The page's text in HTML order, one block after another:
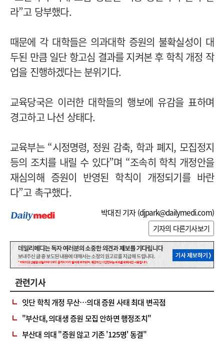
라”고 당부했다.
때문에 각 대학들은 의과대학 증원의 불확실성이 대
두된 만큼 일단 항고심 결과를 지켜본 후 학칙 개정 작
업을 진행하겠다는 분위기다.
교육당국은 이러한 대학들의 행보에 유감을 표하며
경고하고 나선 상태다.
교육부는 “시정명령, 정원 감축, 학과 폐지, 모집정지
등의 조치를 내릴 수 있다”며 “조속히 학칙 개정안을
재심의해 증원이 반영된 학칙이 개정되기를 바란
다”고 촉구했다.
박대진 기자 (djpark@dailymedi.com)
기자의 다른기사보기
관련기사
잇단 학칙 개정 무산…의대 증원 사태 최대 변곡점
"부산대, 의대생 증원 모집 안하면 행정조치"
부산대 의대 "증원 않고 기존 '125명' 동결"